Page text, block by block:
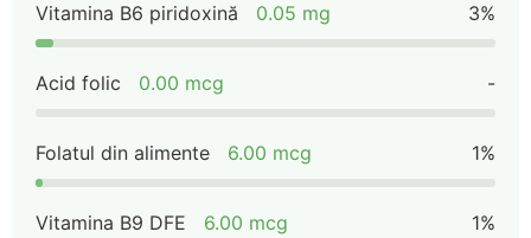
Vitamina B6 piridoxină 0.05 mg 3%
Acid folic 0.00 mcg -
Folatul din alimente 6.00 mcg 1%
Vitamina B9 DFE 6.00 mcg 1%